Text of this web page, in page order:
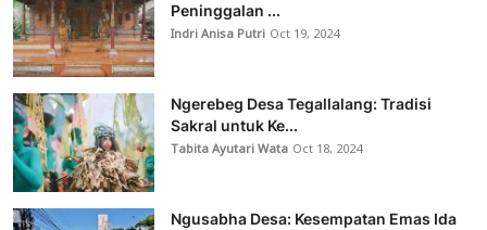
Peninggalan ...
Indri Anisa Putri Oct 19, 2024
Ngerebeg Desa Tegallalang: Tradisi
Sakral untuk Ke...
Tabita Ayutari Wata Oct 18, 2024
Ngusabha Desa: Kesempatan Emas Ida